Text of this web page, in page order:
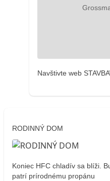
Navštivte web
RODINNÝ DOM
Koniec HFC chladív sa blíži.
patrí prírodnému propánu